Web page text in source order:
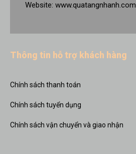
Website: www.quatangnhanh.com
Thông tin hỗ trợ khách hàng
Chính sách thanh toán
Chính sách tuyển dụng
Chính sách vận chuyển và giao nhận